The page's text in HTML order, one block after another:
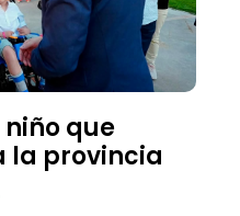
niño que
la provincia